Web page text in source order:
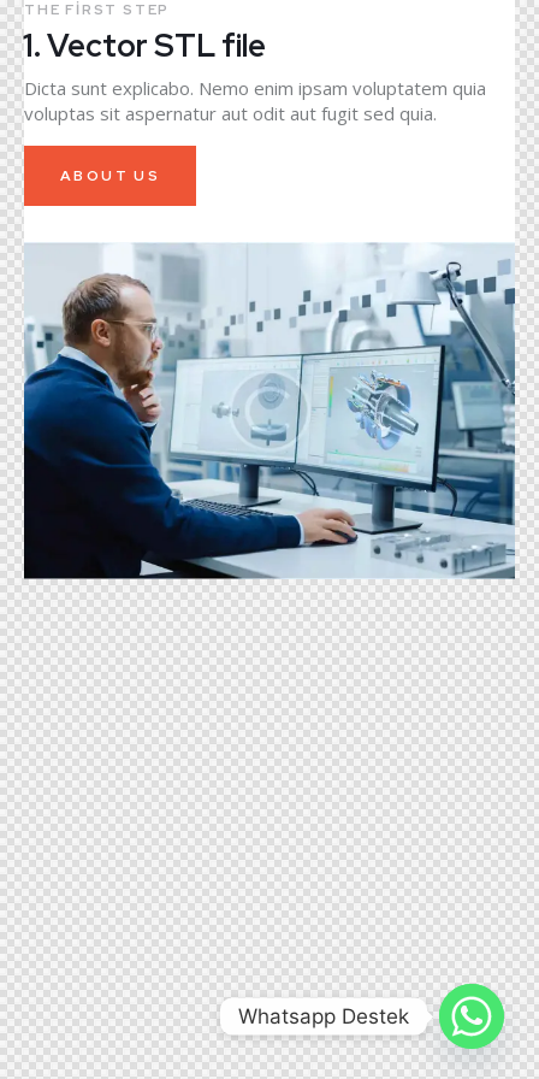
THE FIRST STEP
1. Vector STL file
Dicta sunt explicabo. Nemo enim ipsam voluptatem quia
voluptas sit aspernatur aut odit aut fugit sed quia.
ABOUT US
Whatsapp Destek